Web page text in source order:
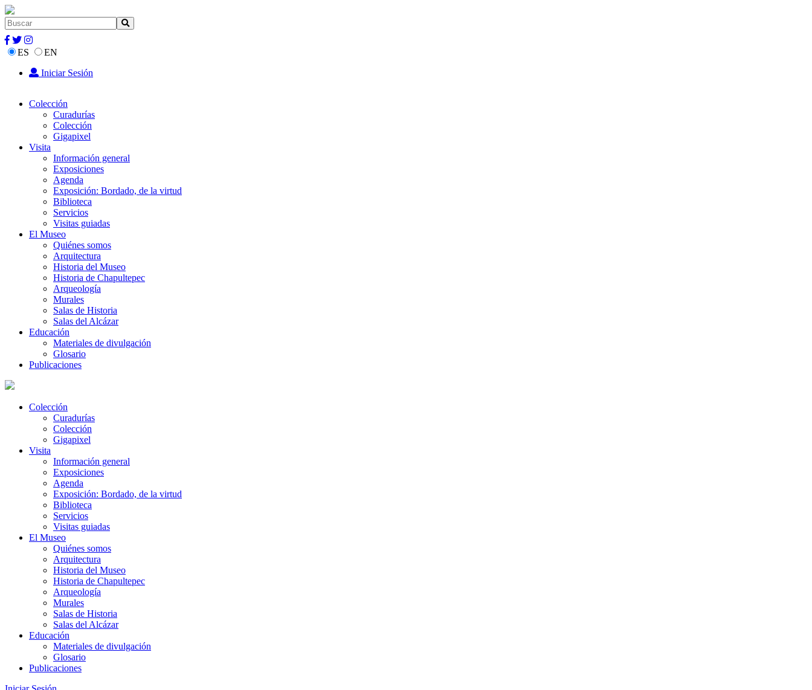
ES
EN
Iniciar Sesión
Colección
Curadurías
Colección
Gigapixel
Visita
Información general
Exposiciones
Agenda
Exposición: Bordado, de la virtud
Biblioteca
Servicios
Visitas guiadas
El Museo
Quiénes somos
Arquitectura
Historia del Museo
Historia de Chapultepec
Arqueología
Murales
Salas de Historia
Salas del Alcázar
Educación
Materiales de divulgación
Glosario
Publicaciones
Colección
Curadurías
Colección
Gigapixel
Visita
Información general
Exposiciones
Agenda
Exposición: Bordado, de la virtud
Biblioteca
Servicios
Visitas guiadas
El Museo
Quiénes somos
Arquitectura
Historia del Museo
Historia de Chapultepec
Arqueología
Murales
Salas de Historia
Salas del Alcázar
Educación
Materiales de divulgación
Glosario
Publicaciones